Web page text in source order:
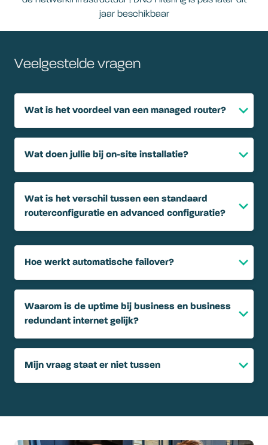
jaar beschikbaar
Veelgestelde vragen
Wat is het voordeel van een managed router?
Wat doen jullie bij on-site installatie?
Wat is het verschil tussen een standaard
routerconfiguratie en advanced configuratie?
Hoe werkt automatische failover?
Waarom is de uptime bij business en business
redundant internet gelijk?
Mijn vraag staat er niet tussen